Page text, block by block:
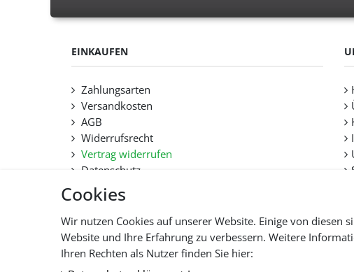
Cookies
Wir nutzen Cookies auf unserer Website. Einige von diesen
Website und Ihre Erfahrung zu verbessern. Weitere
Ihren Rechten als Nutzer finden Sie hier:
EINKAUFEN
Zahlungsarten
Versandkosten
AGB
Widerrufsrecht
Vertrag widerrufen
Datenschutz
Hilfe
Lieferfristen und Lieferbeschränkung
Alle Preise inkl.